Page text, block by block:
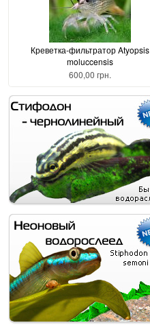
Креветка-фильтратор Atyopsis
moluccensis
600,00 грн.